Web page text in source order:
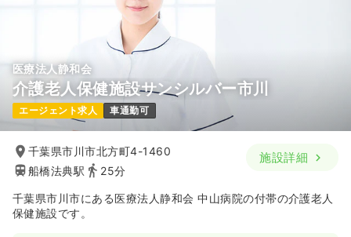
気になる
医療法人静和会
介護老人保健施設サンシルバー市川
エージェント求人 車通勤可
千葉県市川市北方町4-1460
船橋法典駅
25分
施設詳細
千葉県市川市にある医療法人静和会 中山病院の付帯の介護老人
保健施設です。